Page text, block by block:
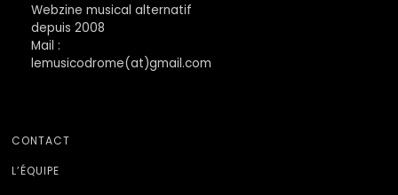
Webzine musical alternatif
depuis 2008
Mail :
lemusicodrome(at)gmail.com
CONTACT
L’ÉQUIPE